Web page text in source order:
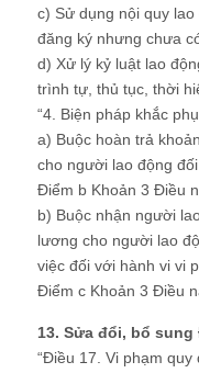
c) Sử dụng nội quy
đăng ký nhưng chưa
d) Xử lý kỷ luật lao
trình tự, thủ tục, thời
“4. Biện pháp khắc
a) Buộc hoàn trả
cho người lao động
Điểm b Khoản 3 Điều
b) Buộc nhận người
lương cho người lao
việc đối với hành vi vi
Điểm c Khoản 3 Điều
13. Sửa đổi, bổ
“Điều 17. Vi phạm